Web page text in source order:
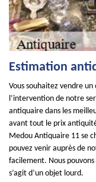
Estimation
Vous souhaitez vendre
l’intervention de notre
antiquaire dans les
avant tout le prix
Medou Antiquaire 11 se
pouvez venir auprès de
facilement. Nous pouvons
s’agit d’un objet lourd.